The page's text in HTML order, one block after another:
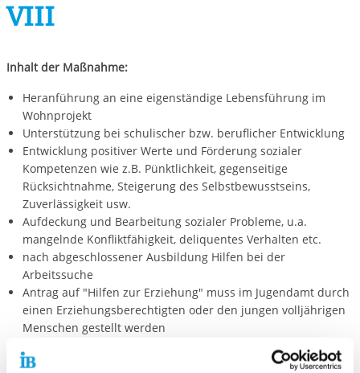
VIII
Inhalt der Maßnahme:
Heranführung an eine eigenständige Lebensführung im
Wohnprojekt
Unterstützung bei schulischer bzw. beruflicher Entwicklung
Entwicklung positiver Werte und Förderung sozialer
Kompetenzen wie z.B. Pünktlichkeit, gegenseitige
Rücksichtnahme, Steigerung des Selbstbewusstseins,
Zuverlässigkeit usw.
Aufdeckung und Bearbeitung sozialer Probleme, u.a.
mangelnde Konfliktfähigkeit, deliquentes Verhalten etc.
nach abgeschlossener Ausbildung Hilfen bei der
Arbeitssuche
Antrag auf "Hilfen zur Erziehung" muss im Jugendamt durch
einen Erziehungsberechtigten oder den jungen volljährigen
Menschen gestellt werden
Aufnahmekriterien: